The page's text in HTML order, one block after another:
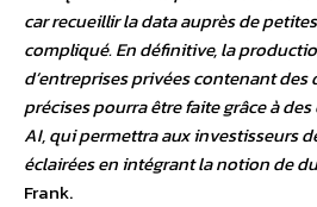
car recueillir la data auprès de
compliqué. En définitive, la
d’entreprises privées contenant des
précises pourra être faite grâce à
AI, qui permettra aux investisseurs
éclairées en intégrant la notion de
Frank.